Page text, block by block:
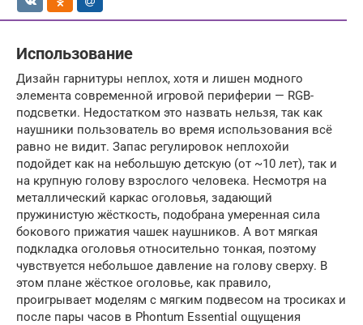
Использование
Дизайн гарнитуры неплох, хотя и лишен модного
элемента современной игровой периферии — RGB-
подсветки. Недостатком это назвать нельзя, так как
наушники пользователь во время использования всё
равно не видит. Запас регулировок неплохойи
подойдет как на небольшую детскую (от ~10 лет), так и
на крупную голову взрослого человека. Несмотря на
металлический каркас оголовья, задающий
пружинистую жёсткость, подобрана умеренная сила
бокового прижатия чашек наушников. А вот мягкая
подкладка оголовья относительно тонкая, поэтому
чувствуется небольшое давление на голову сверху. В
этом плане жёсткое оголовье, как правило,
проигрывает моделям с мягким подвесом на тросиках и
после пары часов в Phontum Essential ощущения